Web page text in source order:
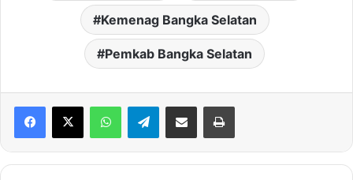
Kemenag Bangka Selatan
Pemkab Bangka Selatan
WhatsAppTelegramShare via Email Print